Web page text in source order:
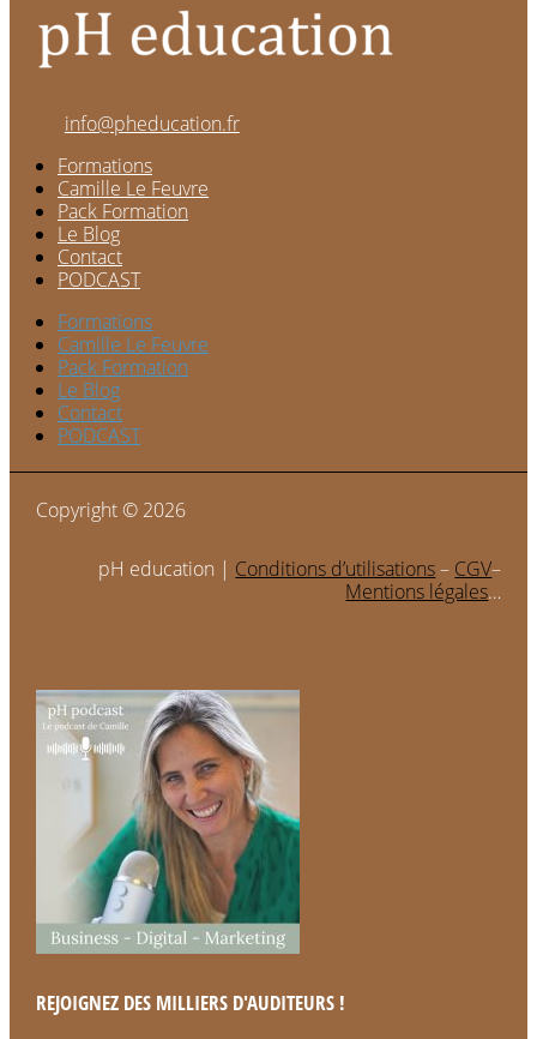
info@pheducation.fr
Formations
Camille Le Feuvre
Pack Formation
Le Blog
Contact
PODCAST
Formations
Camille Le Feuvre
Pack Formation
Le Blog
Contact
PODCAST
Copyright © 2026
pH education | Conditions d’utilisations– CGV–
Mentions légales…
REJOIGNEZ DES MILLIERS D'AUDITEURS !